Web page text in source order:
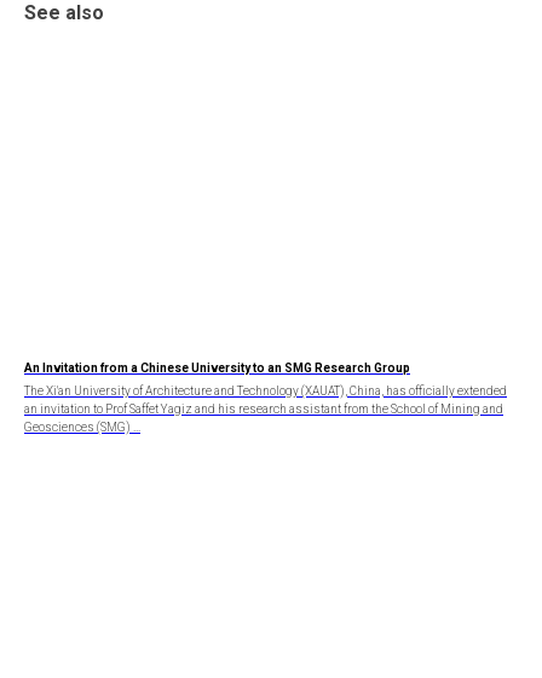
See also
An Invitation from a Chinese University to an SMG Research Group
The Xi'an University of Architecture and Technology (XAUAT), China, has officially extended
an invitation to Prof Saffet Yagiz and his research assistant from the School of Mining and
Geosciences (SMG) ...